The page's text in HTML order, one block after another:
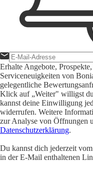
Erhalte Angebote,
Serviceneuigkeiten von
gelegentliche
Klick auf „Weiter" willigst
kannst deine Einwilligung
widerrufen. Weitere
zur Analyse von Öffnungen
Datenschutzerklärung.
Du kannst dich jederzeit
in der E-Mail enthaltenen